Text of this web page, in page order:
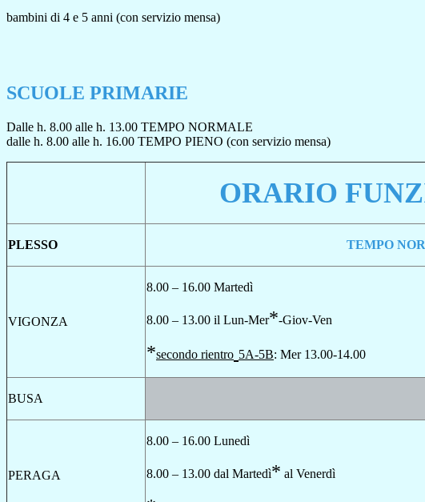
bambini di 4 e 5 anni (con servizio mensa)
SCUOLE PRIMARIE
Dalle h. 8.00 alle h. 13.00 TEMPO NORMALE
dalle h. 8.00 alle h. 16.00 TEMPO PIENO (con servizio mensa)
ORARIO
PLESSO TEMPO
VIGONZA
8.00 – 16.00 Martedì
8.00 – 13.00 il Lun-Mer*-Giov-Ven
*secondo rientro 5A-5B: Mer 13.00-14.00
BUSA
PERAGA
8.00 – 16.00 Lunedì
8.00 – 13.00 dal Martedì* al Venerdì